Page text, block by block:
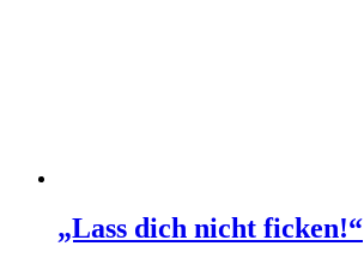
„Lass dich nicht ficken!“